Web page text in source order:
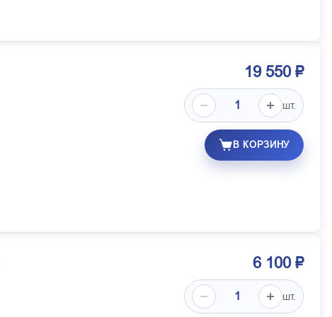
19 550 ₽
шт.
В КОРЗИНУ
6 100 ₽
шт.